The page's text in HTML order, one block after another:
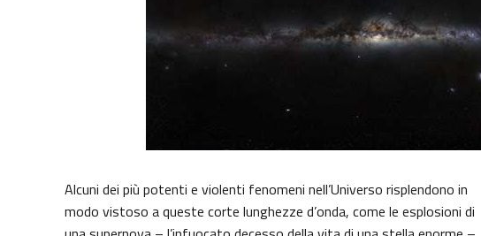
Alcuni dei più potenti e violenti fenomeni nell’Universo risplendono in
modo vistoso a queste corte lunghezze d’onda, come le esplosioni di